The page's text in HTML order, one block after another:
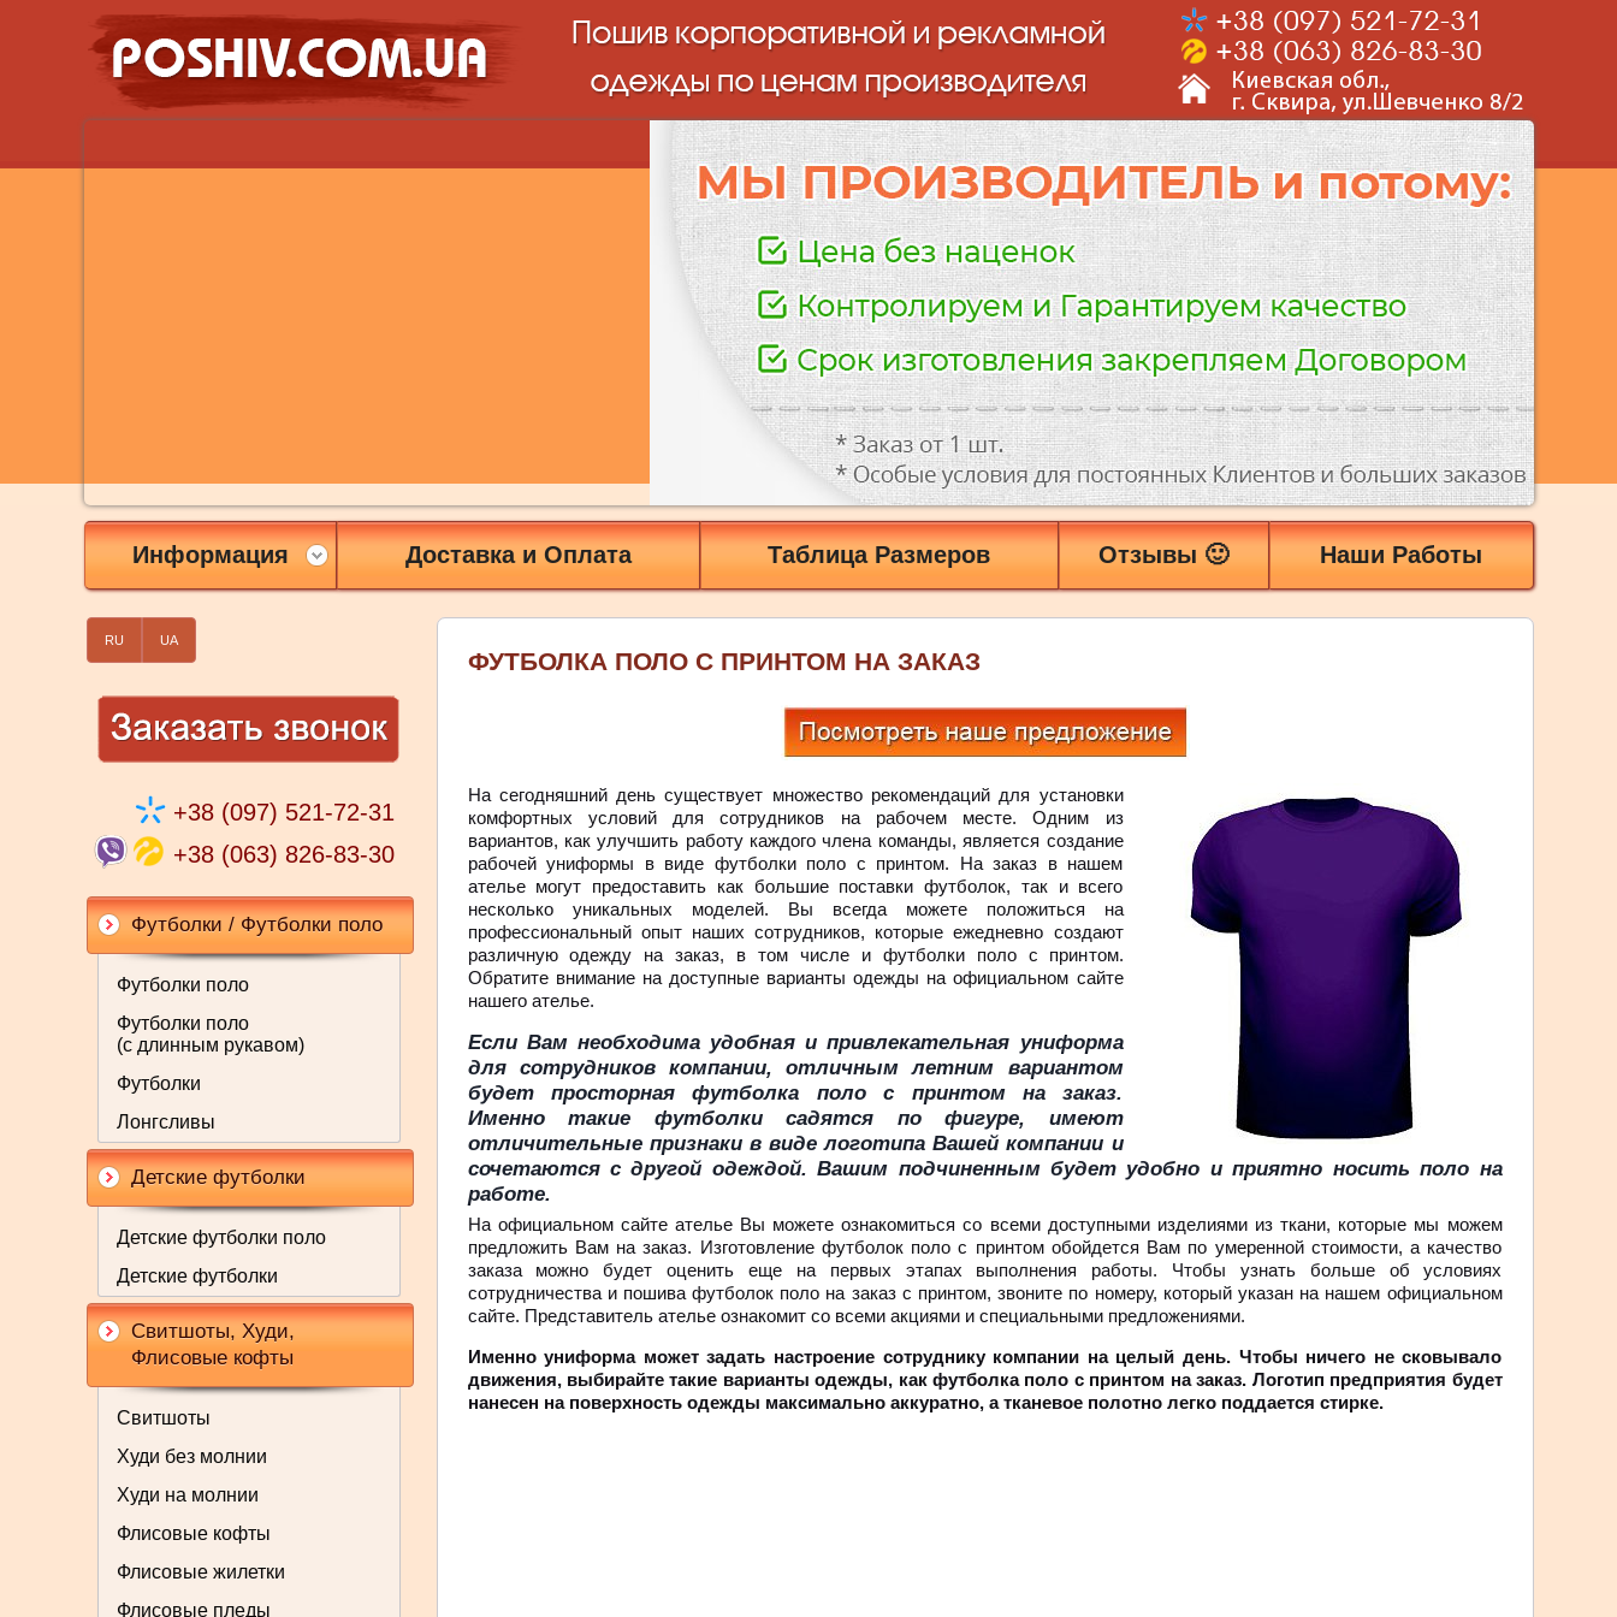
Информация Доставка и Оплата Таблица Размеров Отзывы 🙂 Наши Работы
RU UA
+38 (097) 521-72-31
+38 (063) 826-83-30
Футболки / Футболки поло
Футболки поло
Футболки поло
(с длинным рукавом)
Футболки
Лонгсливы
Детские футболки
Детские футболки поло
Детские футболки
Свитшоты, Худи,
Флисовые кофты
Свитшоты
Худи без молнии
Худи на молнии
Флисовые кофты
Флисовые жилетки
Флисовые пледы
ФУТБОЛКА ПОЛО С ПРИНТОМ НА ЗАКАЗ
На сегодняшний день существует множество рекомендаций для установки
комфортных условий для сотрудников на рабочем месте. Одним из
вариантов, как улучшить работу каждого члена команды, является создание
рабочей униформы в виде футболки поло с принтом. На заказ в нашем
ателье могут предоставить как большие поставки футболок, так и всего
несколько уникальных моделей. Вы всегда можете положиться на
профессиональный опыт наших сотрудников, которые ежедневно создают
различную одежду на заказ, в том числе и футболки поло с принтом.
Обратите внимание на доступные варианты одежды на официальном сайте
нашего ателье.
Если Вам необходима удобная и привлекательная униформа
для сотрудников компании, отличным летним вариантом
будет просторная футболка поло с принтом на заказ.
Именно такие футболки садятся по фигуре, имеют
отличительные признаки в виде логотипа Вашей компании и
сочетаются с другой одеждой. Вашим подчиненным будет удобно и приятно носить поло на
работе.
На официальном сайте ателье Вы можете ознакомиться со всеми доступными изделиями из ткани, которые мы можем
предложить Вам на заказ. Изготовление футболок поло с принтом обойдется Вам по умеренной стоимости, а качество
заказа можно будет оценить еще на первых этапах выполнения работы. Чтобы узнать больше об условиях
сотрудничества и пошива футболок поло на заказ с принтом, звоните по номеру, который указан на нашем официальном
сайте. Представитель ателье ознакомит со всеми акциями и специальными предложениями.
Именно униформа может задать настроение сотруднику компании на целый день. Чтобы ничего не сковывало
движения, выбирайте такие варианты одежды, как футболка поло с принтом на заказ. Логотип предприятия будет
нанесен на поверхность одежды максимально аккуратно, а тканевое полотно легко поддается стирке.